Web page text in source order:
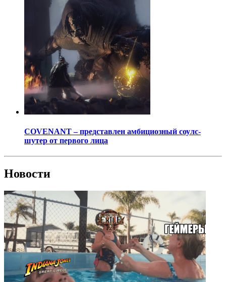
COVENANT – представлен амбициозный соулс-
шутер от первого лица
Новости